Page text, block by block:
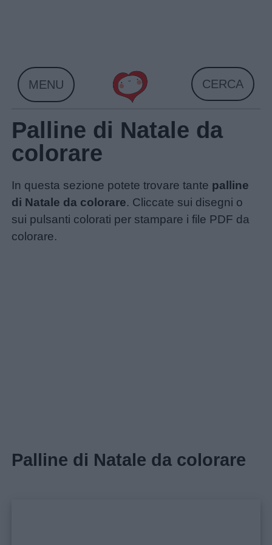
MENU CERCA
Palline di Natale da
colorare
In questa sezione potete trovare tante palline
di Natale da colorare. Cliccate sui disegni o
sui pulsanti colorati per stampare i file PDF da
colorare.
Palline di Natale da colorare